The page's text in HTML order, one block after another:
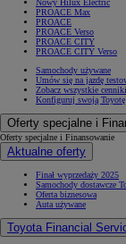
Nowy Hilux Electric
PROACE Max
PROACE
PROACE Verso
PROACE CITY
PROACE CITY Verso
Samochody używane
Umów się na jazdę
Zobacz wszystkie cenniki
Konfiguruj swoją Toyotę
Oferty specjalne i
Oferty specjalne i Finansowanie
Aktualne oferty
Finał wyprzedaży 2025
Samochody dostawcze
Oferta biznesowa
Auta używane
Toyota Financial